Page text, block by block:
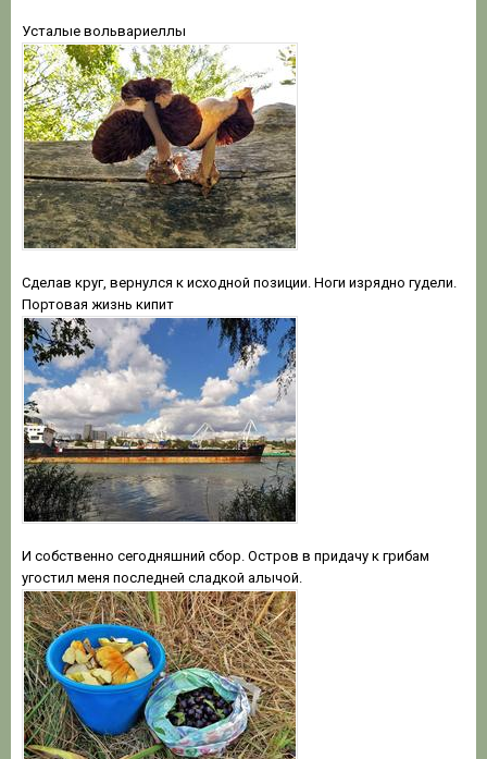
Усталые вольвариеллы
Сделав круг, вернулся к исходной позиции. Ноги изрядно гудели.
Портовая жизнь кипит
И собственно сегодняшний сбор. Остров в придачу к грибам
угостил меня последней сладкой алычой.